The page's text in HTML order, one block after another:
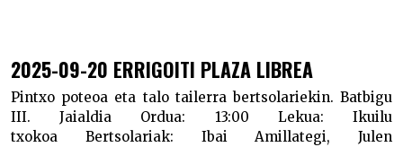
2025-09-20 ERRIGOITI PLAZA LIBREA
Pintxo poteoa eta talo tailerra bertsolariekin. Batbigu
III. Jaialdia
Ordua: 13:00 Lekua: Ikuilu
txokoa Bertsolariak: Ibai Amillategi, Julen